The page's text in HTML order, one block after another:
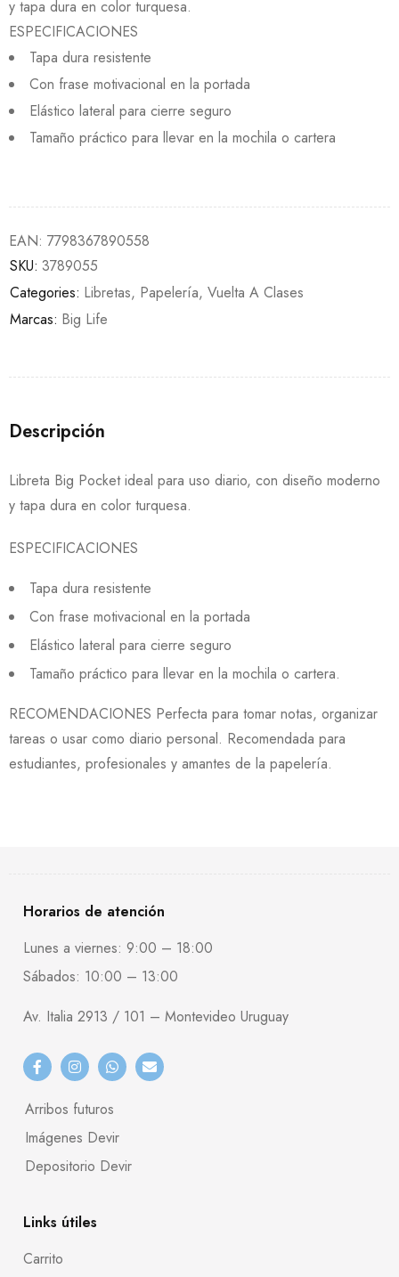
y tapa dura en color turquesa.
ESPECIFICACIONES
Tapa dura resistente
Con frase motivacional en la portada
Elástico lateral para cierre seguro
Tamaño práctico para llevar en la mochila o cartera
EAN: 7798367890558
SKU: 3789055
Categories: Libretas, Papelería, Vuelta A Clases
Marcas: Big Life
Descripción
Libreta Big Pocket ideal para uso diario, con diseño moderno
y tapa dura en color turquesa.
ESPECIFICACIONES
Tapa dura resistente
Con frase motivacional en la portada
Elástico lateral para cierre seguro
Tamaño práctico para llevar en la mochila o cartera.
RECOMENDACIONES Perfecta para tomar notas, organizar
tareas o usar como diario personal. Recomendada para
estudiantes, profesionales y amantes de la papelería.
Horarios de atención
Lunes a viernes: 9:00 – 18:00
Sábados: 10:00 – 13:00
Av. Italia 2913 / 101 – Montevideo Uruguay
Arribos futuros
Imágenes Devir
Depositorio Devir
Links útiles
Carrito